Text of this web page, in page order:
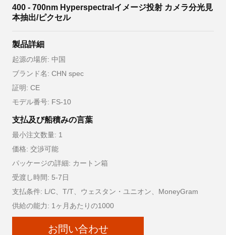
400 - 700nm Hyperspectralイメージ投射 カメラ分光見
本抽出/ピクセル
製品詳細
起源の場所: 中国
ブランド名: CHN spec
証明: CE
モデル番号: FS-10
支払及び船積みの言葉
最小注文数量: 1
価格: 交渉可能
パッケージの詳細: カートン箱
受渡し時間: 5-7日
支払条件: L/C、T/T、ウェスタン・ユニオン、MoneyGram
供給の能力: 1ヶ月あたりの1000
お問い合わせ